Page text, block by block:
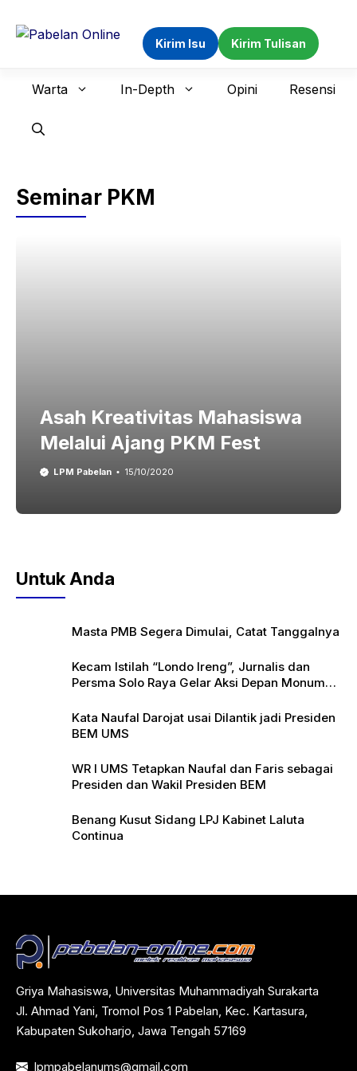
Kirim Isu Kirim Tulisan
Warta In-Depth Opini Resensi
Seminar PKM
Asah Kreativitas Mahasiswa
Melalui Ajang PKM Fest
LPM Pabelan 15/10/2020
Untuk Anda
Masta PMB Segera Dimulai, Catat Tanggalnya
Kecam Istilah “Londo Ireng”, Jurnalis dan
Persma Solo Raya Gelar Aksi Depan Monumen
Kata Naufal Darojat usai Dilantik jadi Presiden
BEM UMS
WR I UMS Tetapkan Naufal dan Faris sebagai
Presiden dan Wakil Presiden BEM
Benang Kusut Sidang LPJ Kabinet Laluta
Continua
Griya Mahasiswa, Universitas Muhammadiyah Surakarta
Jl. Ahmad Yani, Tromol Pos 1 Pabelan, Kec. Kartasura,
Kabupaten Sukoharjo, Jawa Tengah 57169
lpmpabelanums@gmail.com